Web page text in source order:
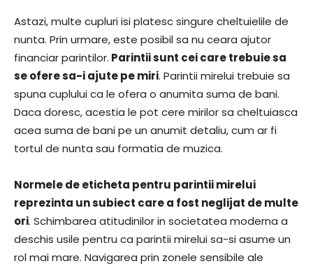
Astazi, multe cupluri isi platesc singure cheltuielile de
nunta. Prin urmare, este posibil sa nu ceara ajutor
financiar parintilor. Parintii sunt cei care trebuie sa
se ofere sa-i ajute pe miri. Parintii mirelui trebuie sa
spuna cuplului ca le ofera o anumita suma de bani.
Daca doresc, acestia le pot cere mirilor sa cheltuiasca
acea suma de bani pe un anumit detaliu, cum ar fi
tortul de nunta sau formatia de muzica.
Normele de eticheta pentru parintii mirelui
reprezinta un subiect care a fost neglijat de multe
ori. Schimbarea atitudinilor in societatea moderna a
deschis usile pentru ca parintii mirelui sa-si asume un
rol mai mare. Navigarea prin zonele sensibile ale